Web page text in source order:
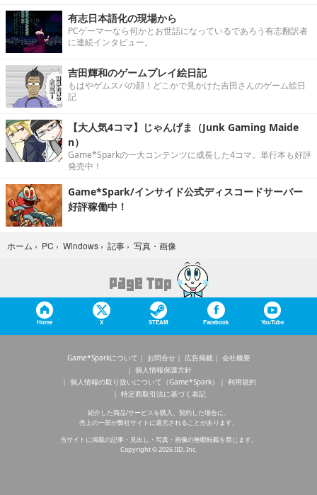
有志日本語化の現場から
PCゲーマーなら何かとお世話になっているであろう有志翻訳者
に連続インタビュー。
吉田輝和のゲームプレイ絵日記
もはやゲムスパの顔！どこかで見かけた吉田さんのゲーム絵日
記
【大人気4コマ】じゃんげま（Junk Gaming Maide
n）
Game*Sparkの一大コンテンツに成長した4コマ。単行本も好評
発売中！
Game*Spark/インサイド公式ディスコードサーバー
好評稼働中！
ホーム › PC › Windows › 記事 › 写真・画像
Home X STEAM Facebook YouTube
Game*Sparkについて お問合せ 広告掲載
会社概要
個人情報保護方針
個人情報の取り扱いについて（Game*Spark）
利用規約
特定商取引法に基づく表記
紹介した商品/サービスを購入、契約した場合に、
売上の一部が弊社サイトに還元されることがあります。
当サイトに掲載の記事・見出し・写真・画像の無断転載を禁じます。
Copyright © 2026 IID, Inc.